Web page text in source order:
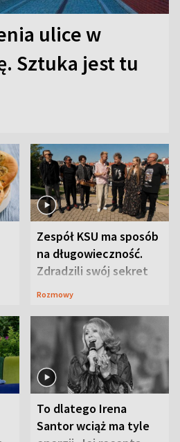
ulice w
Sztuka jest tu
Zespół KSU ma sposób
na długowieczność.
Zdradzili swój sekret
Rozmowy
To dlatego Irena
Santor wciąż ma tyle